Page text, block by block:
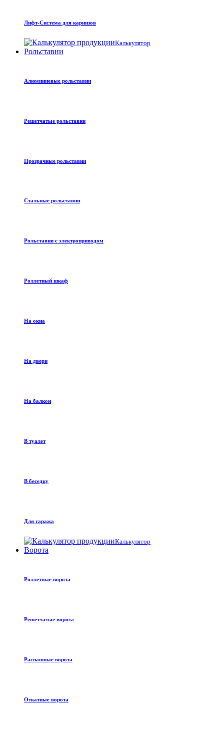
Лифт-Система для карнизов
Калькулятор
Рольставни
Алюминиевые рольставни
Решетчатые рольставни
Прозрачные рольставни
Стальные рольставни
Рольставни с электроприводом
Роллетный шкаф
На окна
На двери
На балкон
В туалет
В беседку
Для гаража
Калькулятор
Ворота
Роллетные ворота
Решетчатые ворота
Распашные ворота
Откатные ворота